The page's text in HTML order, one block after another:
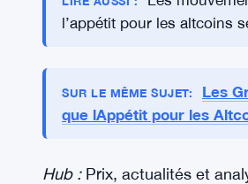
faibles avant que la
convaincu que la baisse
Opinion personnelle. Pas un